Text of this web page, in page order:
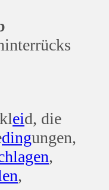
kleid, die
dingungen,
,
,